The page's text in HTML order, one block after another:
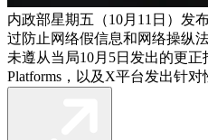
内政部星期五（10月11日）发
过防止网络假信息和网络操纵
未遵从当局10月5日发出的更正
Platforms，以及X平台发出针对